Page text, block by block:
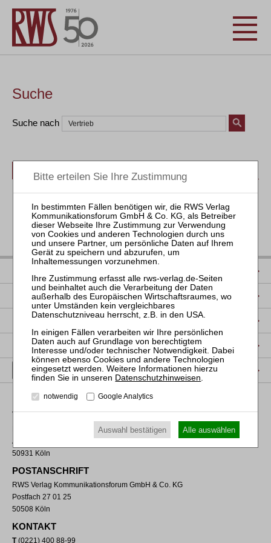
Suche
Suche nach
Bücher Seminare Zeitschriften
DATENSCHUTZ
NUTZUNGSBESTIMMUNGEN/AGB
PRODUKTSICHERHEIT (GPSR)
VERTRAG WIDERRUFEN
VERLAGSADRESSE
RWS Verlag Kommunikationsforum GmbH & Co. KG
Aachener Straße 222
50931 Köln
POSTANSCHRIFT
RWS Verlag Kommunikationsforum GmbH & Co. KG
Postfach 27 01 25
50508 Köln
KONTAKT
T(0221) 400 88-99
Datenschutzhinweisen
notwendig Google Analytics
Auswahl bestätigen Alle auswählen